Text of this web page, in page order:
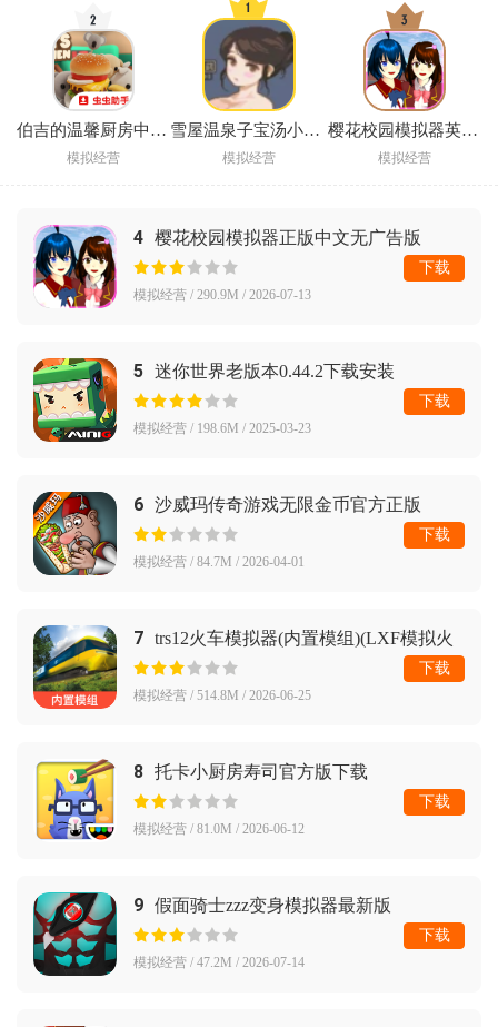
伯吉的温馨厨房中文版游戏
模拟经营
雪屋温泉子宝汤小熊移植下载
模拟经营
樱花校园模拟器英文版SAKURA SchoolSimulator
模拟经营
4 樱花校园模拟器正版中文无广告版
(SAKURA SchoolSimulator)
模拟经营 / 290.9M / 2026-07-13
下载
5 迷你世界老版本0.44.2下载安装
模拟经营 / 198.6M / 2025-03-23
下载
6 沙威玛传奇游戏无限金币官方正版
模拟经营 / 84.7M / 2026-04-01
下载
7 trs12火车模拟器(内置模组)(LXF模拟火
车12)
模拟经营 / 514.8M / 2026-06-25
下载
8 托卡小厨房寿司官方版下载
模拟经营 / 81.0M / 2026-06-12
下载
9 假面骑士zzz变身模拟器最新版
(ZeZzCapsems SIM)
模拟经营 / 47.2M / 2026-07-14
下载